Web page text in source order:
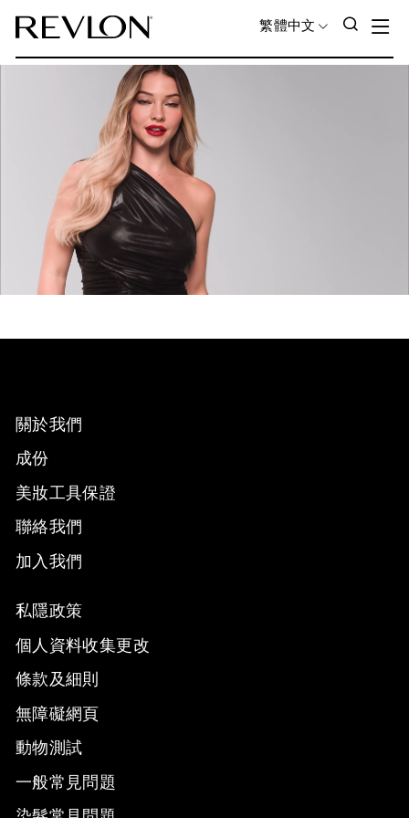
LANGUAGE
繁體中文
關於我們
成份
美妝工具保證
聯絡我們
加入我們
私隱政策
個人資料收集更改
條款及細則
無障礙網頁
動物測試
一般常見問題